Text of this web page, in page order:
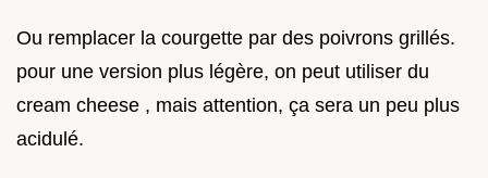
Ou remplacer la courgette par des poivrons grillés.
pour une version plus légère, on peut utiliser du
cream cheese , mais attention, ça sera un peu plus
acidulé.